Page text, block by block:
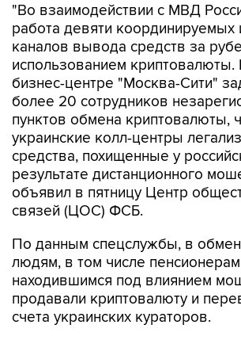
"Во взаимодействии с МВД
работа девяти координируемых
каналов вывода средств за
использованием
бизнес-центре "Москва-Сити"
более 20 сотрудников
пунктов обмена криптовалюты,
украинские колл-центры
средства, похищенные у
результате дистанционного
объявил в пятницу Центр
связей (ЦОС) ФСБ.
По данным спецслужбы, в
людям, в том числе
находившимся под влиянием
продавали криптовалюту и
счета украинских кураторов.